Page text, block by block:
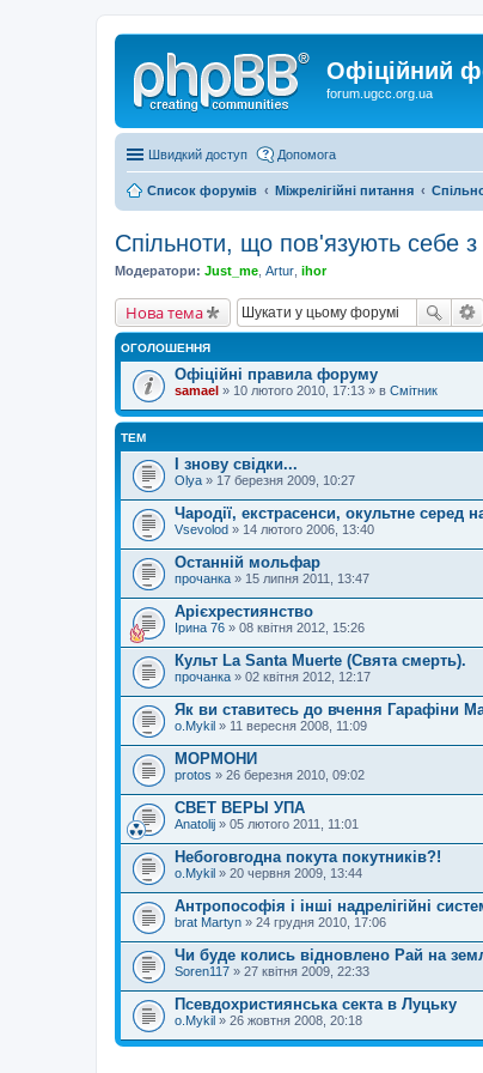
Офіційний
forum.ugcc.org.ua
Швидкий доступ Допомога
Список форумів Міжрелігійні питання
Спільноти, що пов'язують себе
Модератори: Just_me Artur ihor
Нова тема
ОГОЛОШЕННЯ
Офіційні правила форуму
samael » 10 лютого 2010, 17:13 » в Смітник
ТЕМ
І знову свідки...
Olya » 17 березня 2009, 10:27
Чародії, екстрасенси, окультне серед
Vsevolod » 14 лютого 2006, 13:40
Останній мольфар
прочанка » 15 липня 2011, 13:47
Арієхрестиянство
Ірина 76 » 08 квітня 2012, 15:26
Культ La Santa Muerte (Свята смерть).
прочанка » 02 квітня 2012, 12:17
Як ви ставитесь до вчення Гарафіни
o.Mykil » 11 вересня 2008, 11:09
МОРМОНИ
protos » 26 березня 2010, 09:02
СВЕТ ВЕРЬІ УПА
Anatolij » 05 лютого 2011, 11:01
Небоговгодна покута покутників?!
o.Mykil » 20 червня 2009, 13:44
Антропософія і інші надрелігійні
brat Martyn » 24 грудня 2010, 17:06
Чи буде колись відновлено Рай на
Soren117 » 27 квітня 2009, 22:33
Псевдохристиянська секта в Луцьку
o.Mykil » 26 жовтня 2008, 20:18